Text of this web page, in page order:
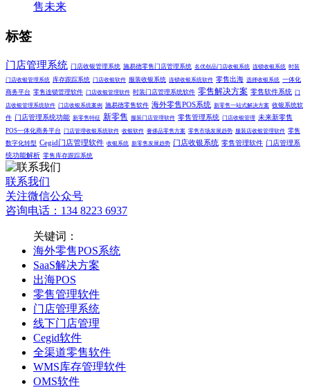
售未来
标签
门店管理系统 门店收银管理系统 施易德零售门店管理系统 名优创品门店收银系统 连锁收银系统 时装
门店收银管理系统 库存跟踪系统 门店收银软件 服装收银系统 连锁收银系统软件 零售出海 选择收银系统 一体化
商务平台 零售连锁管理软件 门店收银管理软件 时装门店管理系统软件 零售解决方案 零售软件系统 门
店收银管理系统软件 门店收银系统案例 施易德零售软件 海外零售POS系统 新零售一站式解决方案 收银系统软
件 门店管理系统功能 新零售特征 新零售 服装门店管理软件 零售管理系统 门店收银管理 未来新零售
POS一体化商务平台 门店管理收银系统软件 收银软件 奢侈品零售方案 零售市场发展趋势 服装店收银管理软件 零售
数字化转型 Cegid门店管理软件 收银系统 新零售发展趋势 门店收银系统 零售管理软件 门店管理系
统功能解析 零售库存跟踪系统
联系我们
关注微信公众号
咨询电话：134 8223 6937
关键词：
海外零售POS系统
SaaS解决方案
出海POS
零售管理软件
门店管理系统
线下门店管理
Cegid软件
全渠道零售软件
WMS库存管理软件
OMS软件